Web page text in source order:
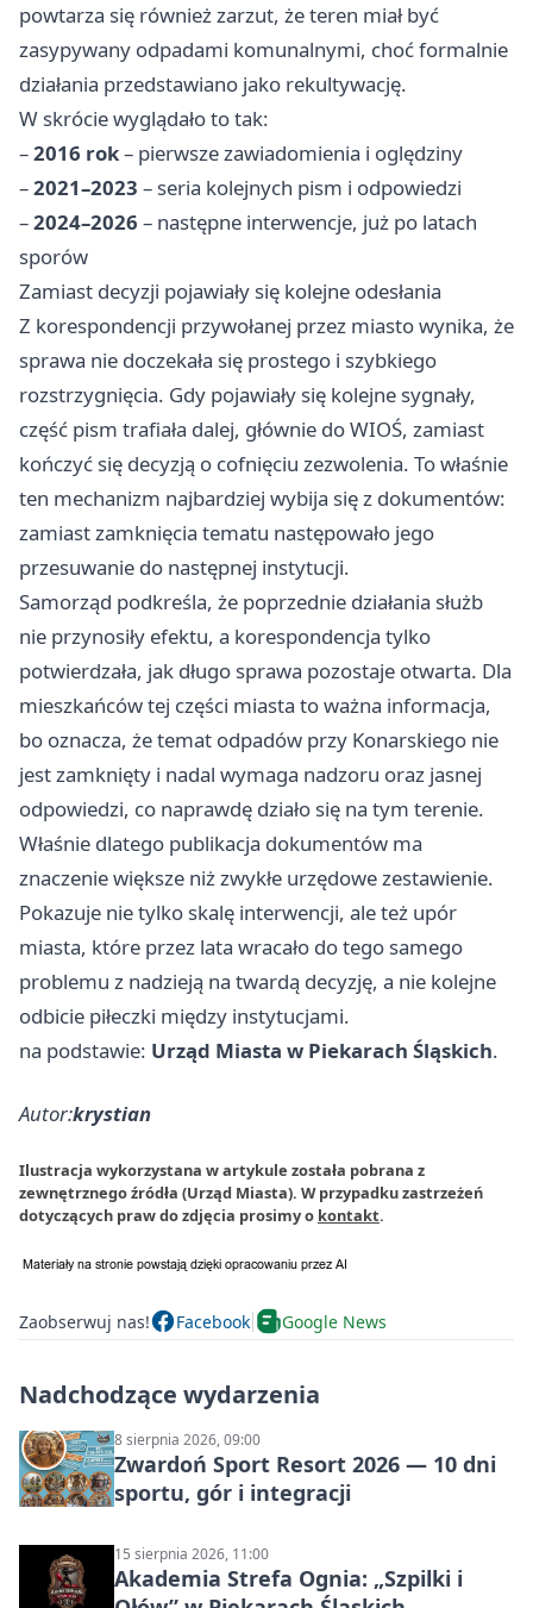
powtarza się również zarzut, że teren miał być
zasypywany odpadami komunalnymi, choć formalnie
działania przedstawiano jako rekultywację.
W skrócie wyglądało to tak:
–2016 rok– pierwsze zawiadomienia i oględziny
–2021–2023 – seria kolejnych pism i odpowiedzi
–2024–2026 – następne interwencje, już po latach
sporów
Zamiast decyzji pojawiały się kolejne odesłania
Z korespondencji przywołanej przez miasto wynika, że
sprawa nie doczekała się prostego i szybkiego
rozstrzygnięcia. Gdy pojawiały się kolejne sygnały,
część pism trafiała dalej, głównie do WIOŚ, zamiast
kończyć się decyzją o cofnięciu zezwolenia. To właśnie
ten mechanizm najbardziej wybija się z dokumentów:
zamiast zamknięcia tematu następowało jego
przesuwanie do następnej instytucji.
Samorząd podkreśla, że poprzednie działania służb
nie przynosiły efektu, a korespondencja tylko
potwierdzała, jak długo sprawa pozostaje otwarta. Dla
mieszkańców tej części miasta to ważna informacja,
bo oznacza, że temat odpadów przy Konarskiego nie
jest zamknięty i nadal wymaga nadzoru oraz jasnej
odpowiedzi, co naprawdę działo się na tym terenie.
Właśnie dlatego publikacja dokumentów ma
znaczenie większe niż zwykłe urzędowe zestawienie.
Pokazuje nie tylko skalę interwencji, ale też upór
miasta, które przez lata wracało do tego samego
problemu z nadzieją na twardą decyzję, a nie kolejne
odbicie piłeczki między instytucjami.
na podstawie: Urząd Miasta w Piekarach Śląskich.
Autor:krystian
Ilustracja wykorzystana w artykule została pobrana z
zewnętrznego źródła (Urząd Miasta). W przypadku zastrzeżeń
dotyczących praw do zdjęcia prosimy o kontakt.
Zaobserwuj nas! Facebook Google News
Nadchodzące wydarzenia
8 sierpnia 2026, 09:00
Zwardoń Sport Resort 2026 — 10 dni
sportu, gór i integracji
15 sierpnia 2026, 11:00
Akademia Strefa Ognia: „Szpilki i